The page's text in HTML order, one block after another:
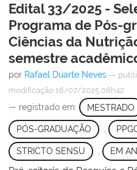
Edital 33/2025 -
Programa de Pós-
Ciências da
semestre
por Rafael Duarte Neves —
modificação 16/07/2025 08h42
— registrado em: MESTRADO
PÓS-GRADUAÇÃO ,
STRICTO SENSU EM